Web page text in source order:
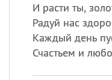
И расти ты,
Радуй нас
Каждый день
Счастьем и